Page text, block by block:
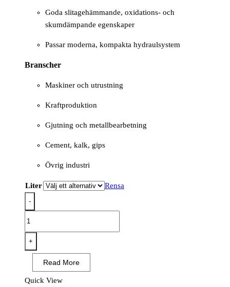
Goda slitagehämmande, oxidations- och
skumdämpande egenskaper
Passar moderna, kompakta hydraulsystem
Branscher
Maskiner och utrustning
Kraftproduktion
Gjutning och metallbearbetning
Cement, kalk, gips
Övrig industri
Liter Rensa
-
22
mängd
+
Read More
Quick View